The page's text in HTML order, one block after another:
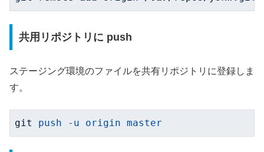
共用リポジトリに push
ステージング環境のファイルを共有リポジトリに登録しま
す。
git push -u origin master